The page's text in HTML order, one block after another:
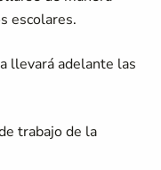
escolares.
llevará adelante las
trabajo de la